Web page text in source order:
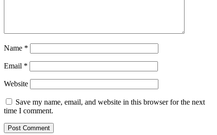
Name *
Email *
Website
Save my name, email, and website in this browser for the next
time I comment.